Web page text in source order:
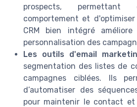
prospects,
comportement et
CRM bien intégré
personnalisation des
Les outils d'email
segmentation des listes de
campagnes ciblées. Ils
d’automatiser des
pour maintenir le contact